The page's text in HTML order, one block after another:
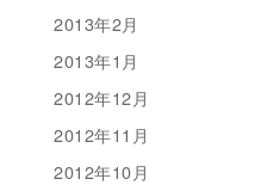
2013年2月
2013年1月
2012年12月
2012年11月
2012年10月